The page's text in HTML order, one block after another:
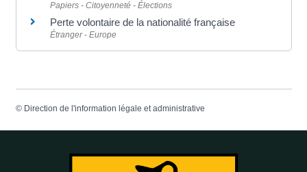
Papiers - Citoyenneté - Élections
Perte volontaire de la nationalité française
Étranger - Europe
© Direction de l'information légale et administrative